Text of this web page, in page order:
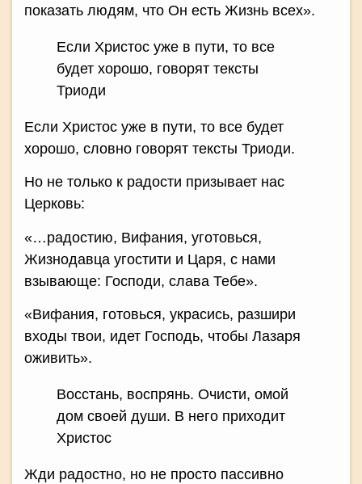
показать людям, что Он есть Жизнь всех».
Если Христос уже в пути, то все
будет хорошо, говорят тексты
Триоди
Если Христос уже в пути, то все будет
хорошо, словно говорят тексты Триоди.
Но не только к радости призывает нас
Церковь:
«…радостию, Вифания, уготовься,
Жизнодавца угостити и Царя, с нами
взывающе: Господи, слава Тебе».
«Вифания, готовься, украсись, разшири
входы твои, идет Господь, чтобы Лазаря
оживить».
Восстань, воспрянь. Очисти, омой
дом своей души. В него приходит
Христос
Жди радостно, но не просто пассивно